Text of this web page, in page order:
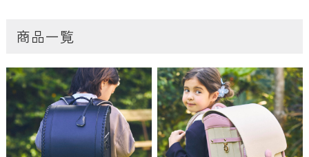
商品一覧